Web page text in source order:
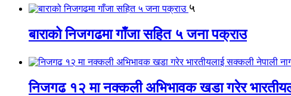
५
बाराको निजगढमा गाँजा सहित ५ जना पक्राउ
निजगढ १२ मा नक्कली अभिभावक खडा गरेर